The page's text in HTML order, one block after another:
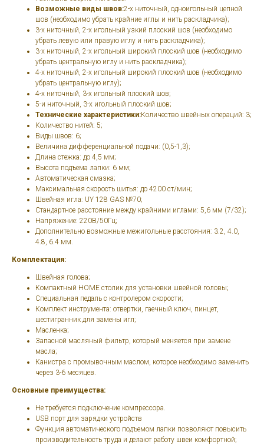
Возможные виды швов:2-х ниточный, одноигольный цепной
шов (необходимо убрать крайние иглы и нить раскладчика);
3-х ниточный, 2-х игольный узкий плоский шов (необходимо
убрать левую или правую иглу и нить раскладчика);
3-х ниточный, 2-х игольный широкий плоский шов (необходимо
убрать центральную иглу и нить раскладчика);
4-х ниточный, 2-х игольный широкий плоский шов (необходимо
убрать центральную иглу);
4-х ниточный, 3-х игольный плоский шов;
5-и ниточный, 3-х игольный плоский шов;
Технические характеристики:Количество швейных операций: 3;
Количество нитей: 5;
Виды швов: 6;
Величина дифференциальной подачи: (0,5-1,3);
Длина стежка: до 4,5 мм;
Высота подъема лапки: 6 мм;
Автоматическая смазка;
Максимальная скорость шитья: до 4200 ст/мин;
Швейная игла: UY 128 GAS №70;
Стандартное расстояние между крайними иглами: 5,6 мм (7/32);
Напряжение: 220В/50Гц;
Дополнительно возможные межигольные расстояния: 3.2, 4.0,
4.8, 6.4 мм.
Комплектация:
Швейная голова;
Компактный HOME столик для установки швейной головы;
Специальная педаль с контролером скорости;
Комплект инструмента: отвертки, гаечный ключ, пинцет,
шестигранник для замены игл;
Масленка;
Запасной масляный фильтр, который меняется при замене
масла;
Канистра с промывочным маслом, которое необходимо заменить
через 3-6 месяцев.
Основные преимущества:
Не требуется подключение компрессора.
USB порт для зарядки устройств
Функция автоматического подъемом лапки позволяют повысить
производительность труда и делают работу швеи комфортной;